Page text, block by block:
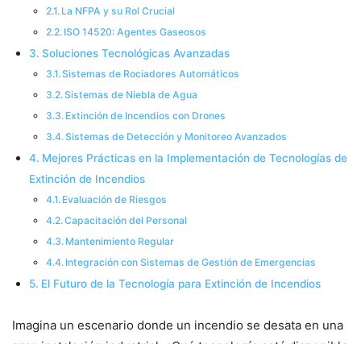
La NFPA y su Rol Crucial
ISO 14520: Agentes Gaseosos
Soluciones Tecnológicas Avanzadas
Sistemas de Rociadores Automáticos
Sistemas de Niebla de Agua
Extinción de Incendios con Drones
Sistemas de Detección y Monitoreo Avanzados
Mejores Prácticas en la Implementación de Tecnologías de
Extinción de Incendios
Evaluación de Riesgos
Capacitación del Personal
Mantenimiento Regular
Integración con Sistemas de Gestión de Emergencias
El Futuro de la Tecnología para Extinción de Incendios
Imagina un escenario donde un incendio se desata en una